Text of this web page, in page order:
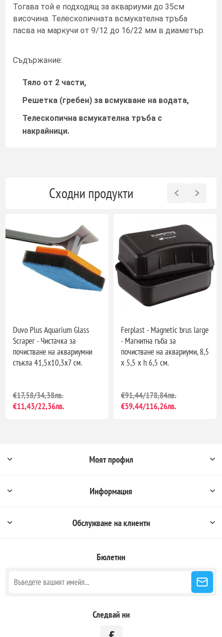
Тогава той е подходящ за аквариуми до 35см
височина. Телескопичната всмукателна тръба
пасва на маркучи от 9/12 до 16/22 мм в диаметър.
Съдържание:
Тяло от 2 части,
Решетка (гребен) за всмукване на водата,
Телескопична всмукателна тръба с
накрайници.
Сходни продукти
Duvo Plus Aquarium Glass
Scraper - Чистачка за
почистване на аквариумни
стъкла 41,5x10,3x7 см.
€17,58/34,38лв.
€11,43/22,36лв.
Ferplast - Magnetic brus large
- Магнитна гъба за
почистване на аквариуми, 8,5
x 5,5 x h 6,5 см.
€91,44/178,84лв.
€59,44/116,26лв.
Моят профил
Информация
Обслужване на клиенти
Бюлетин
Следвай ни